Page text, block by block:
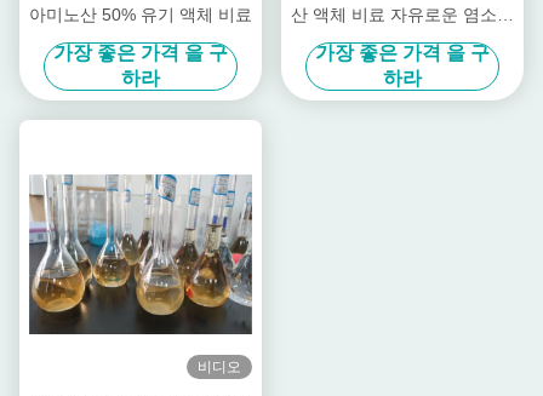
아미노산 50% 유기 액체 비료
가장 좋은 가격 을 구
하라
산 액체 비료 자유로운 염소를
설치하십시오
가장 좋은 가격 을 구
하라
비디오